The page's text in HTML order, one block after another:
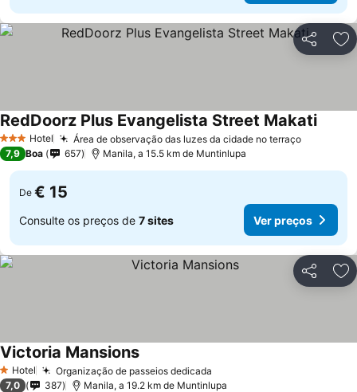
Partilhar
3 EstrelasHotel Área de observação das luzes da cidade no terraço
RedDoorz Plus Evangelista Street Makati
7,9 Boa 657 Manila, a 15.5 km de Muntinlupa
De € 15
Consulte os preços de 7 sites Ver preços
Partilhar
1 Estrelas
Hotel Organização de passeios dedicada
Victoria Mansions
7,0 387 Manila, a 19.2 km de Muntinlupa